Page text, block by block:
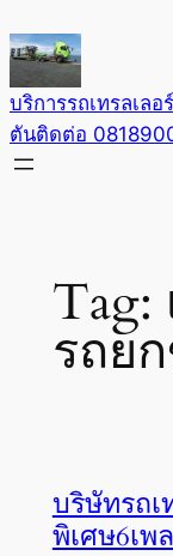
to
content
บริการรถเทรลเล
ตันติดต่อ
Tag:
รถย
บริษัทรถเ
พิเศษ6เพ